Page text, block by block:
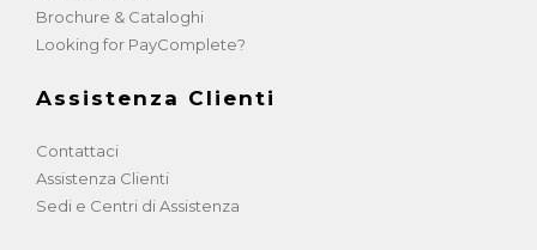
Brochure & Cataloghi
Looking for PayComplete?
Assistenza Clienti
Contattaci
Assistenza Clienti
Sedi e Centri di Assistenza